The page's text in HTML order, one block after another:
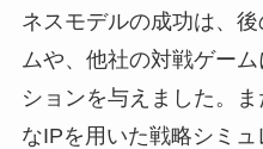
ネスモデルの成功は、
ムや、他社の対戦ゲー
ションを与えました。
なIPを用いた戦略シミ